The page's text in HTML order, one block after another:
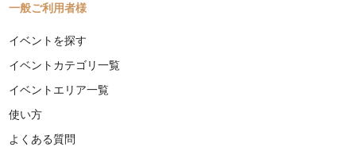
一般ご利用者様
イベントを探す
イベントカテゴリ一覧
イベントエリア一覧
使い方
よくある質問